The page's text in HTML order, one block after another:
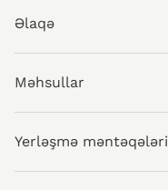
Əlaqə
Məhsullar
Yerləşmə məntəqələri